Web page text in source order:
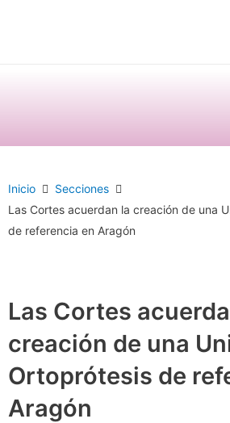
Inicio
Secciones
Las Cortes acuerdan la creación de una
de referencia en Aragón
Las Cortes
creación de una
Ortoprótesis de
Aragón